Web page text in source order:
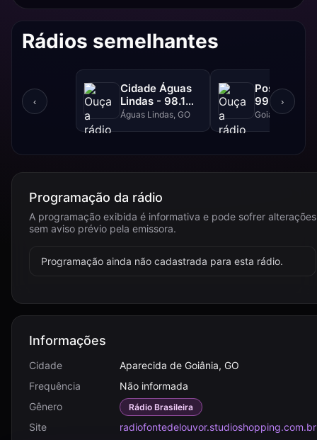
Rádios semelhantes
‹
Cidade Águas
Lindas - 98.1
FM
Águas Lindas, GO
Positiva
99.1 FM
Goiânia, GO
›
Programação da rádio
A programação exibida é informativa e pode sofrer alterações
sem aviso prévio pela emissora.
Programação ainda não cadastrada para esta rádio.
Informações
Cidade
Aparecida de Goiânia, GO
Frequência
Não informada
Gênero
Rádio Brasileira
Site
radiofontedelouvor.studioshopping.com.br